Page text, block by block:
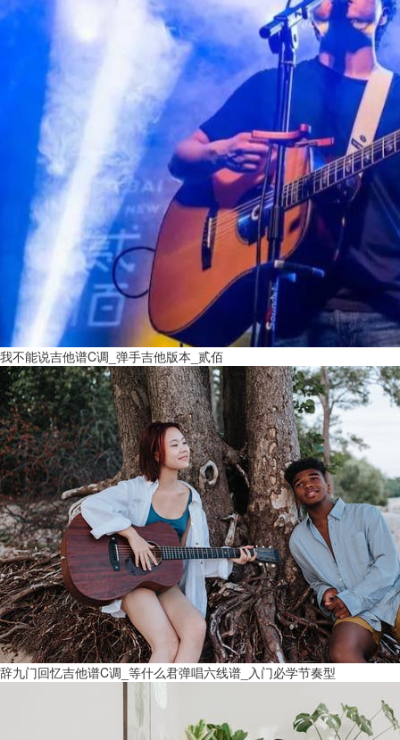
我不能说吉他谱C调_弹手吉他版本_贰佰
辞九门回忆吉他谱C调_等什么君弹唱六线谱_入门必学节奏型